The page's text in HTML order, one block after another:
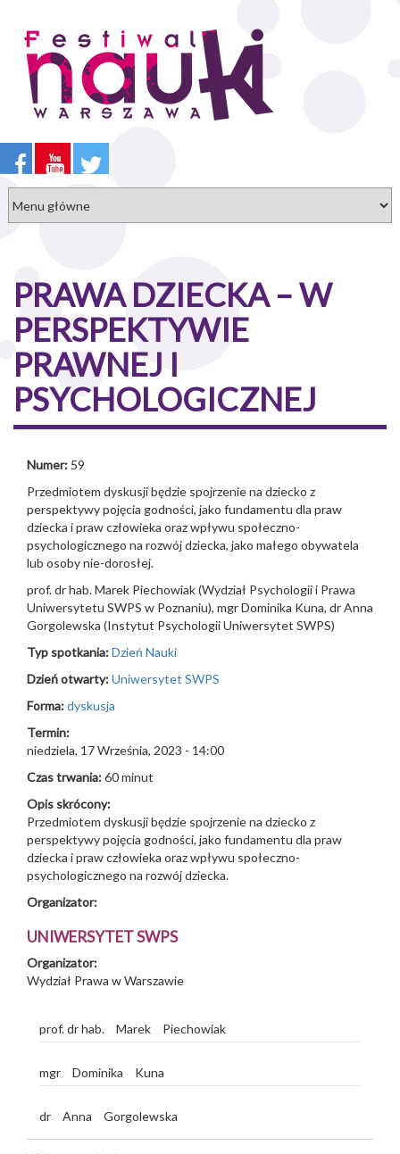
treści
PRAWA DZIECKA – W
PERSPEKTYWIE
PRAWNEJ I
PSYCHOLOGICZNEJ
Numer: 59
Przedmiotem dyskusji będzie spojrzenie na dziecko z
perspektywy pojęcia godności, jako fundamentu dla praw
dziecka i praw człowieka oraz wpływu społeczno-
psychologicznego na rozwój dziecka, jako małego obywatela
lub osoby nie-dorosłej.
prof. dr hab. Marek Piechowiak (Wydział Psychologii i Prawa
Uniwersytetu SWPS w Poznaniu), mgr Dominika Kuna, dr Anna
Gorgolewska (Instytut Psychologii Uniwersytet SWPS)
Typ spotkania:Dzień Nauki
Dzień otwarty:Uniwersytet SWPS
Forma:dyskusja
Termin:
niedziela, 17 Września, 2023 - 14:00
Czas trwania:60 minut
Opis skrócony:
Przedmiotem dyskusji będzie spojrzenie na dziecko z
perspektywy pojęcia godności, jako fundamentu dla praw
dziecka i praw człowieka oraz wpływu społeczno-
psychologicznego na rozwój dziecka.
Organizator:
UNIWERSYTET SWPS
Organizator:
Wydział Prawa w Warszawie
prof. dr hab. Marek Piechowiak
mgr Dominika Kuna
dr Anna Gorgolewska